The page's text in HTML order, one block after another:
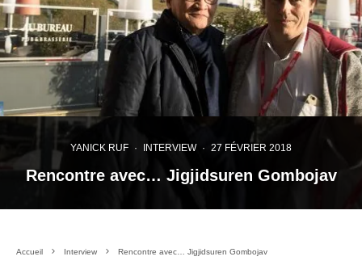
YANICK RUF · INTERVIEW · 27 FÉVRIER 2018
Rencontre avec… Jigjidsuren Gombojav
Accueil Interview Rencontre avec… Jigjidsuren Gombojav